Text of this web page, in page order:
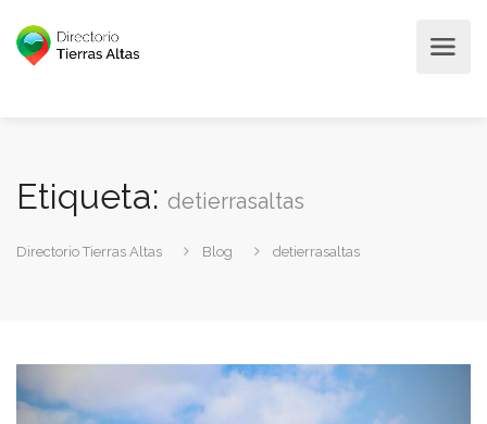
Etiqueta: detierrasaltas
Directorio Tierras Altas Blog detierrasaltas